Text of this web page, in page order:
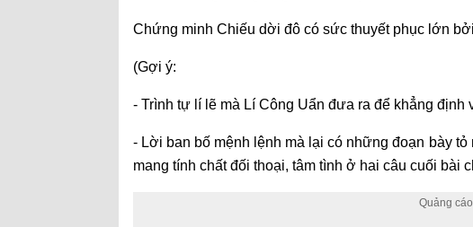
Chứng minh Chiếu dời đô có sức thuyết phục lớn
(Gợi ý:
- Trình tự lí lẽ mà Lí Công Uẩn đưa ra để khẳng định
- Lời ban bố mệnh lệnh mà lại có những đoạn bày
mang tính chất đối thoại, tâm tình ở hai câu cuối bài